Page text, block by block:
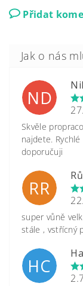
Přidat
ND
Skvěle
najdete.
doporučuji
RR
super vůně
stále , vstřícný
HC